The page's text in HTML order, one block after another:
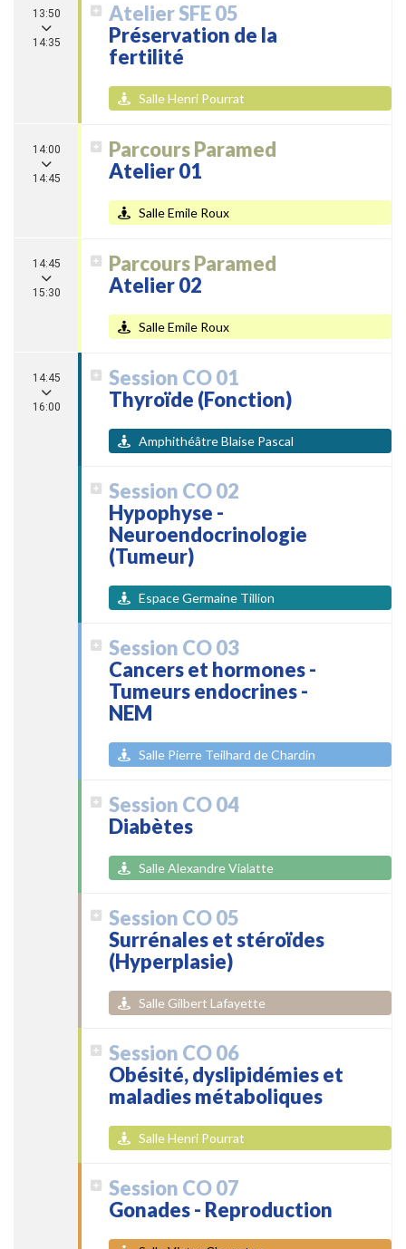
13:50
14:35
Atelier SFE 05
Préservation de la
fertilité
Salle Henri Pourrat
14:00
14:45
Parcours Paramed
Atelier 01
Salle Emile Roux
14:45
15:30
Parcours Paramed
Atelier 02
Salle Emile Roux
14:45
16:00
Session CO 01
Thyroïde (Fonction)
Amphithéâtre Blaise Pascal
Session CO 02
Hypophyse -
Neuroendocrinologie
(Tumeur)
Espace Germaine Tillion
Session CO 03
Cancers et hormones -
Tumeurs endocrines -
NEM
Salle Pierre Teilhard de Chardin
Session CO 04
Diabètes
Salle Alexandre Vialatte
Session CO 05
Surrénales et stéroïdes
(Hyperplasie)
Salle Gilbert Lafayette
Session CO 06
Obésité, dyslipidémies et
maladies métaboliques
Salle Henri Pourrat
Session CO 07
Gonades - Reproduction